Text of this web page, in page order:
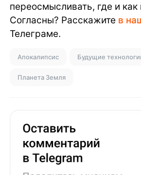
переосмысливать, где и
Согласны? Расскажите в
Телеграме.
Апокалипсис Будущие
Планета Земля